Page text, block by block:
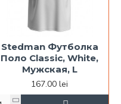
Stedman Футболка
Поло Classic, White,
Мужская, L
167.00 lei